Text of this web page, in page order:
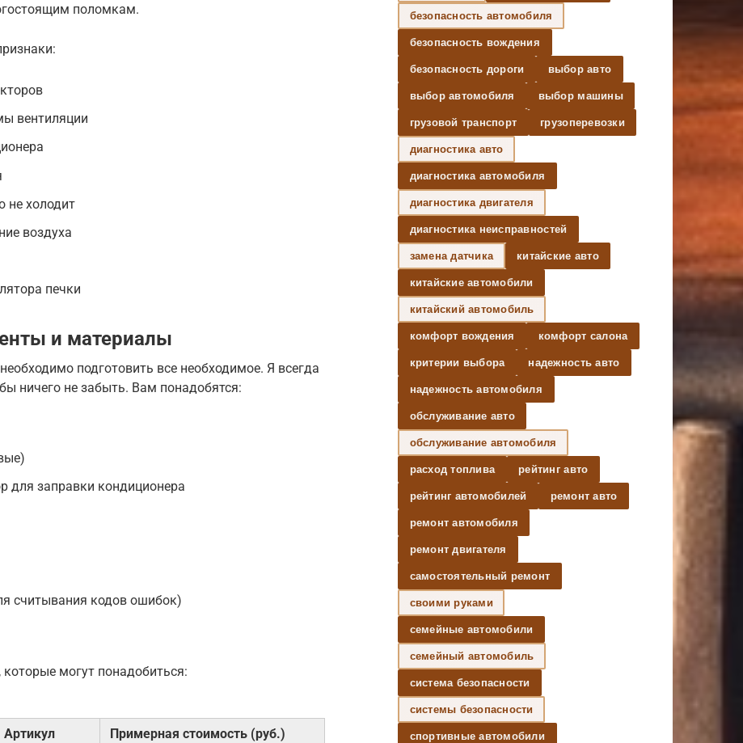
поломкам.
вентиляции
не холодит
воздуха
печки
и материалы
подготовить все необходимое. Я всегда
ничего не забыть. Вам понадобятся:
для заправки кондиционера
считывания кодов ошибок)
могут понадобиться:
Артикул Примерная стоимость (руб.)
безопасность автомобиля
безопасность вождения
безопасность дороги выбор авто
выбор автомобиля выбор машины
грузовой транспорт грузоперевозки
диагностика авто
диагностика автомобиля
диагностика двигателя
диагностика неисправностей
замена датчика китайские авто
китайские автомобили
китайский автомобиль
комфорт вождения комфорт салона
критерии выбора надежность авто
надежность автомобиля
обслуживание авто
обслуживание автомобиля
расход топлива рейтинг авто
рейтинг автомобилей ремонт авто
ремонт автомобиля
ремонт двигателя
самостоятельный ремонт
своими руками
семейные автомобили
семейный автомобиль
система безопасности
системы безопасности
спортивные автомобили